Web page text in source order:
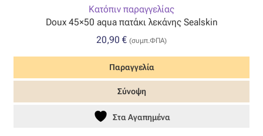
Όλα τα υφάσματα
Black-out
Κατόπιν παραγγελίας
Doux 45×50 aqua πατάκι λεκάνης Sealskin
20,90 € (συμπ.ΦΠΑ)
Παραγγελία
Σύνοψη
Στα Αγαπημένα